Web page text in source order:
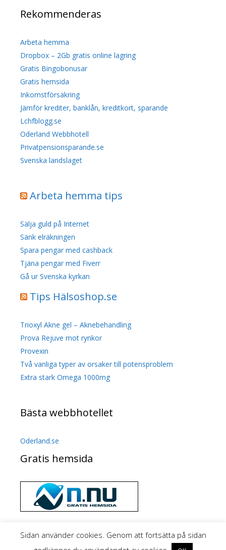
Rekommenderas
Arbeta hemma
Dropbox – 2Gb gratis online lagring
Gratis Bingobonusar
Gratis hemsida
Inkomstförsäkring
Jämför krediter, banklån, kreditkort, sparande
Lchfblogg.se
Oderland Webbhotell
Privatpensionsparande.se
Svenska landslaget
Arbeta hemma tips
Sälja guld på Internet
Sänk elräkningen
Spara pengar med cashback
Tjäna pengar med Fiverr
Gå ur Svenska kyrkan
Tips Hälsoshop.se
Trioxyl Akne gel – Aknebehandling
Prova Rejuve mot rynkor
Provexin
Två vanliga typer av orsaker till potensproblem
Extra stark Omega 1000mg
Bästa webbhotellet
Oderland.se
Gratis hemsida
Sidan använder cookies. Genom att fortsätta på sidan